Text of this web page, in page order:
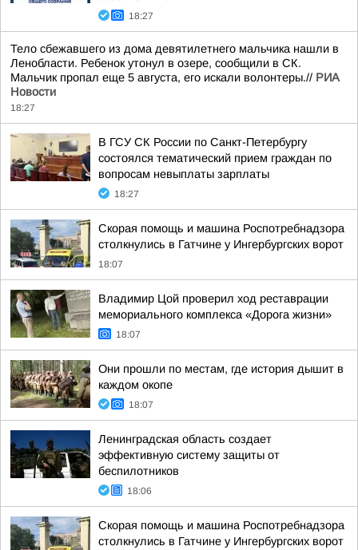
18:27
Тело сбежавшего из дома девятилетнего мальчика нашли в
Ленобласти. Ребенок утонул в озере, сообщили в СК.
Мальчик пропал еще 5 августа, его искали волонтеры.// РИА
Новости
18:27
В ГСУ СК России по Санкт-Петербургу
состоялся тематический прием граждан по
вопросам невыплаты зарплаты
18:27
Скорая помощь и машина Роспотребнадзора
столкнулись в Гатчине у Ингербургских ворот
18:07
Владимир Цой проверил ход реставрации
мемориального комплекса «Дорога жизни»
18:07
Они прошли по местам, где история дышит в
каждом окопе
18:07
Ленинградская область создает
эффективную систему защиты от
беспилотников
18:06
Скорая помощь и машина Роспотребнадзора
столкнулись в Гатчине у Ингербургских ворот